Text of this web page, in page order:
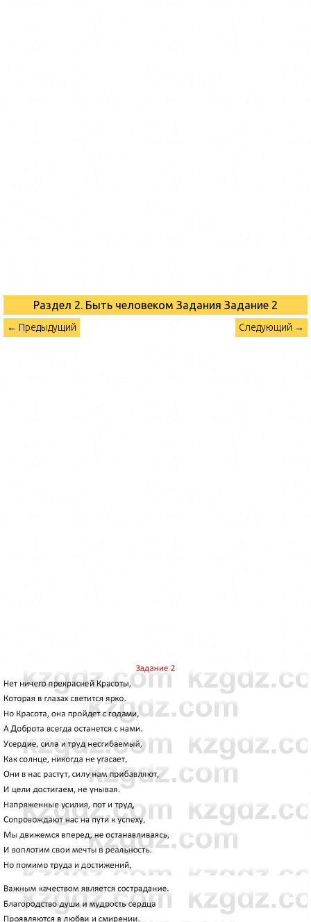
Раздел 2. Быть человеком Задания Задание 2
← Предыдущий Следующий →